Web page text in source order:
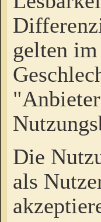
gelten
Die
als